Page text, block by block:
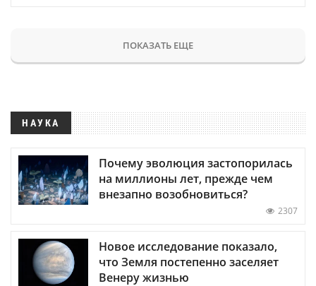
ПОКАЗАТЬ ЕЩЕ
НАУКА
Почему эволюция застопорилась
на миллионы лет, прежде чем
внезапно возобновиться?
2307
Новое исследование показало,
что Земля постепенно заселяет
Венеру жизнью